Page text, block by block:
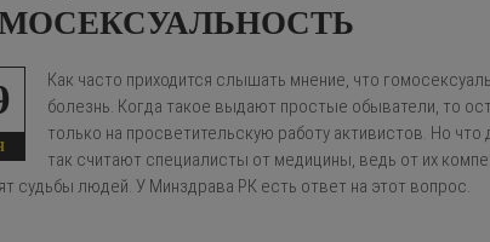
Как часто приходится слышать мнение, что
болезнь. Когда такое выдают простые обыватели, то
только на просветительскую работу активистов. Но что
так считают специалисты от медицины, ведь от их
судьбы людей. У Минздрава РК есть ответ на этот вопрос.